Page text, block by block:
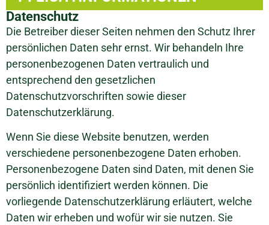
Datenschutz
Die Betreiber dieser Seiten nehmen den Schutz Ihrer
persönlichen Daten sehr ernst. Wir behandeln Ihre
personenbezogenen Daten vertraulich und
entsprechend den gesetzlichen
Datenschutzvorschriften sowie dieser
Datenschutzerklärung.
Wenn Sie diese Website benutzen, werden
verschiedene personenbezogene Daten erhoben.
Personenbezogene Daten sind Daten, mit denen Sie
persönlich identifiziert werden können. Die
vorliegende Datenschutzerklärung erläutert, welche
Daten wir erheben und wofür wir sie nutzen. Sie